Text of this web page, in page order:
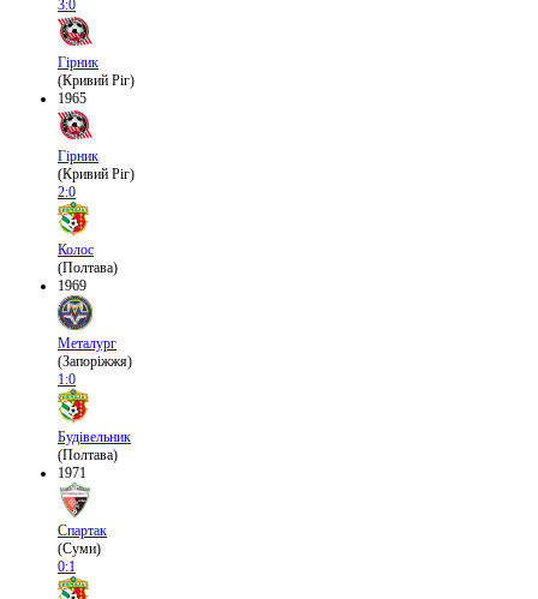
3:0
Гірник
(Кривий Ріг)
1965
Гірник
(Кривий Ріг)
2:0
Колос
(Полтава)
1969
Металург
(Запоріжжя)
1:0
Будівельник
(Полтава)
1971
Спартак
(Суми)
0:1